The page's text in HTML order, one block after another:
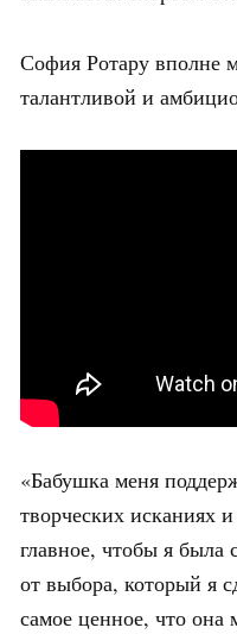
София Ротару вполне
талантливой и
«Бабушка меня
творческих исканиях
главное, чтобы я была
от выбора, который я
самое ценное, что